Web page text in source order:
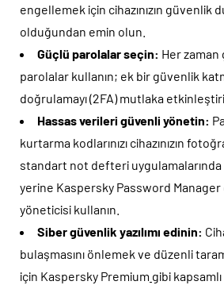
engellemek için cihazınızın güvenlik
olduğundan emin olun.
Güçlü parolalar seçin: Her
parolalar kullanın; ek bir güvenlik
doğrulamayı (2FA) mutlaka
Hassas verileri güvenli yönetin:
kurtarma kodlarınızı cihazınızın
standart not defteri uygulamalarında
yerine Kaspersky Password
yöneticisi kullanın.
Siber güvenlik yazılımı edinin:
bulaşmasını önlemek ve düzenli
için Kaspersky Premium gibi kapsamlı